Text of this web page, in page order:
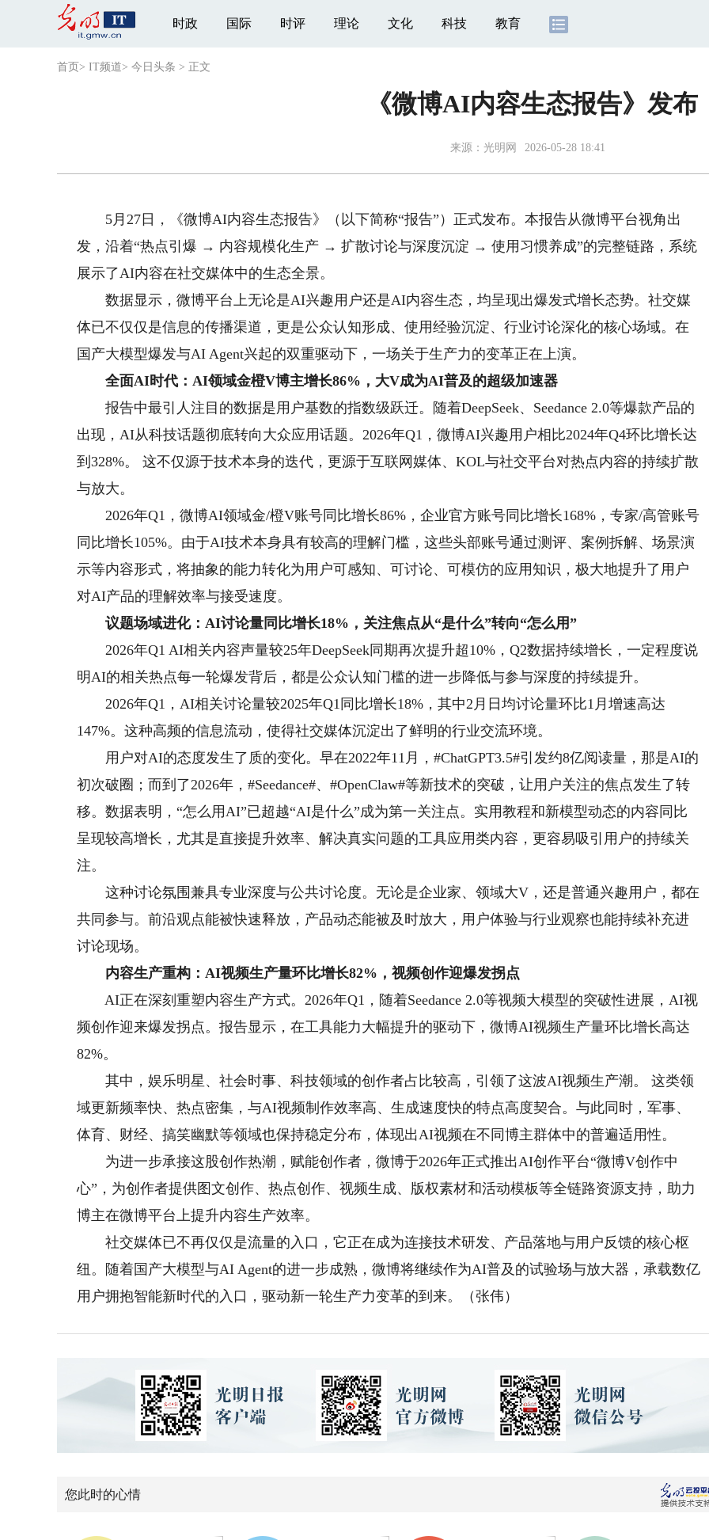
时政 国际 时评 理论 文化 科技 教育
首页 > IT频道> 今日头条 > 正文
《微博AI内容生态报告》发布
来源： 光明网 2026-05-28 18:41
5月27日，《微博AI内容生态报告》（以下简称“报告”）正式发布。本报告从微博平台视角出
发，沿着“热点引爆 → 内容规模化生产 → 扩散讨论与深度沉淀 → 使用习惯养成”的完整链路，系统
展示了AI内容在社交媒体中的生态全景。
数据显示，微博平台上无论是AI兴趣用户还是AI内容生态，均呈现出爆发式增长态势。社交媒
体已不仅仅是信息的传播渠道，更是公众认知形成、使用经验沉淀、行业讨论深化的核心场域。在
国产大模型爆发与AI Agent兴起的双重驱动下，一场关于生产力的变革正在上演。
全面AI时代：AI领域金橙V博主增长86%，大V成为AI普及的超级加速器
报告中最引人注目的数据是用户基数的指数级跃迁。随着DeepSeek、Seedance 2.0等爆款产品的
出现，AI从科技话题彻底转向大众应用话题。2026年Q1，微博AI兴趣用户相比2024年Q4环比增长达
到328%。​ 这不仅源于技术本身的迭代，更源于互联网媒体、KOL与社交平台对热点内容的持续扩散
与放大。
2026年Q1，微博AI领域金/橙V账号同比增长86%，企业官方账号同比增长168%，专家/高管账号
同比增长105%。由于AI技术本身具有较高的理解门槛，这些头部账号通过测评、案例拆解、场景演
示等内容形式，将抽象的能力转化为用户可感知、可讨论、可模仿的应用知识，极大地提升了用户
对AI产品的理解效率与接受速度。
议题场域进化：AI讨论量同比增长18%，关注焦点从“是什么”转向“怎么用”
2026年Q1 AI相关内容声量较25年DeepSeek同期再次提升超10%，Q2数据持续增长，一定程度说
明AI的相关热点每一轮爆发背后，都是公众认知门槛的进一步降低与参与深度的持续提升。
2026年Q1，AI相关讨论量较2025年Q1同比增长18%，其中2月日均讨论量环比1月增速高达
147%。这种高频的信息流动，使得社交媒体沉淀出了鲜明的行业交流环境。
用户对AI的态度发生了质的变化。早在2022年11月，#ChatGPT3.5#引发约8亿阅读量，那是AI的
初次破圈；而到了2026年，#Seedance#、#OpenClaw#等新技术的突破，让用户关注的焦点发生了转
移。数据表明，“怎么用AI”已超越“AI是什么”成为第一关注点。实用教程和新模型动态的内容同比
呈现较高增长，尤其是直接提升效率、解决真实问题的工具应用类内容，更容易吸引用户的持续关
注。
这种讨论氛围兼具专业深度与公共讨论度。无论是企业家、领域大V，还是普通兴趣用户，都在
共同参与。前沿观点能被快速释放，产品动态能被及时放大，用户体验与行业观察也能持续补充进
讨论现场。
内容生产重构：AI视频生产量环比增长82%，视频创作迎爆发拐点
AI正在深刻重塑内容生产方式。2026年Q1，随着Seedance 2.0等视频大模型的突破性进展，AI视
频创作迎来爆发拐点。报告显示，在工具能力大幅提升的驱动下，微博AI视频生产量环比增长高达
82%。
其中，娱乐明星、社会时事、科技领域的创作者占比较高，引领了这波AI视频生产潮。​ 这类领
域更新频率快、热点密集，与AI视频制作效率高、生成速度快的特点高度契合。与此同时，军事、
体育、财经、搞笑幽默等领域也保持稳定分布，体现出AI视频在不同博主群体中的普遍适用性。
为进一步承接这股创作热潮，赋能创作者，微博于2026年正式推出AI创作平台“微博V创作中
心”，为创作者提供图文创作、热点创作、视频生成、版权素材和活动模板等全链路资源支持，助力
博主在微博平台上提升内容生产效率。
社交媒体已不再仅仅是流量的入口，它正在成为连接技术研发、产品落地与用户反馈的核心枢
纽。随着国产大模型与AI Agent的进一步成熟，微博将继续作为AI普及的试验场与放大器，承载数亿
用户拥抱智能新时代的入口，驱动新一轮生产力变革的到来。（张伟）
您此时的心情